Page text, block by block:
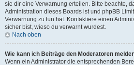
sie dir eine Verwarnung erteilen. Bitte beachte,
Administration dieses Boards ist und phpBB
Verwarnung zu tun hat. Kontaktiere einen
sicher bist, wieso du verwarnt wurdest.
Nach oben
Wie kann ich Beiträge den Moderatoren
Wenn ein Administrator die entsprechenden